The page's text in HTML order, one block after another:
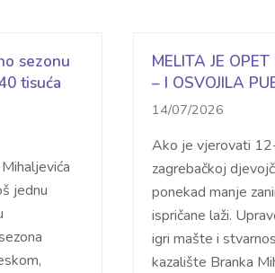
sezonu
tisuća
jednu
MELITA JE
– I OSVOJILA
14/07/2026
Ako je vjerovati
zagrebačkoj
ponekad manje
ispričane laži.
igri mašte i
kazalište Branka